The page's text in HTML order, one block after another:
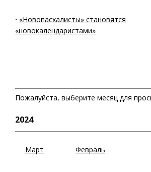
· «Новопасхалисты» становятся
«новокалендаристами»
Пожалуйста, выберите месяц для
2024
Март Февраль